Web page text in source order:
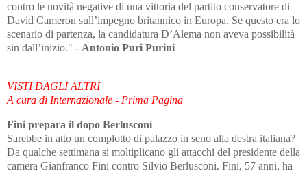
contro le novità negative di una vittoria del partito conservatore di
David Cameron sull’impegno britannico in Europa. Se questo era lo
scenario di partenza, la candidatura D’Alema non aveva possibilità
sin dall’inizio." - Antonio Puri Purini
VISTI DAGLI ALTRI
A cura di Internazionale - Prima Pagina
Fini prepara il dopo Berlusconi
Sarebbe in atto un complotto di palazzo in seno alla destra italiana?
Da qualche settimana si moltiplicano gli attacchi del presidente della
camera Gianfranco Fini contro Silvio Berlusconi. Fini, 57 anni, ha